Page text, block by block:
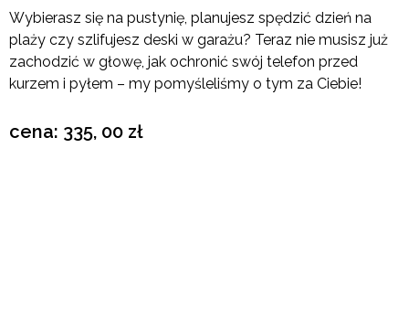
Wybierasz się na pustynię, planujesz spędzić dzień na
plaży czy szlifujesz deski w garażu? Teraz nie musisz już
zachodzić w głowę, jak ochronić swój telefon przed
kurzem i pyłem – my pomyśleliśmy o tym za Ciebie!
cena: 335, 00 zł